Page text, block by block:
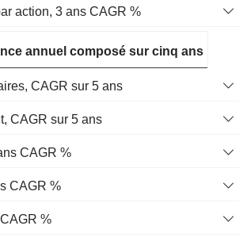
action, 3 ans CAGR %
annuel composé sur cinq ans
CAGR sur 5 ans
CAGR sur 5 ans
CAGR %
CAGR %
%